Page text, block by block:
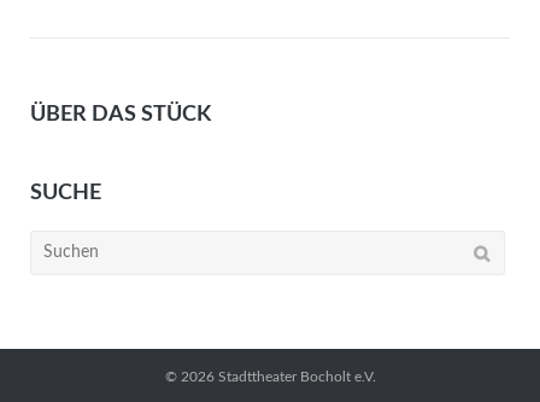
ÜBER DAS STÜCK
SUCHE
Suchen
© 2026 Stadttheater Bocholt e.V.